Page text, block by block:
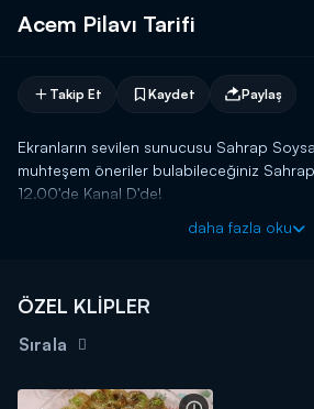
Acem Pilavı Tarifi
Takip Et Kaydet Paylaş
Ekranların sevilen sunucusu Sahrap
muhteşem öneriler bulabileceğiniz
12.00'de Kanal D'de!
daha fazla oku
ÖZEL KLİPLER
Sırala